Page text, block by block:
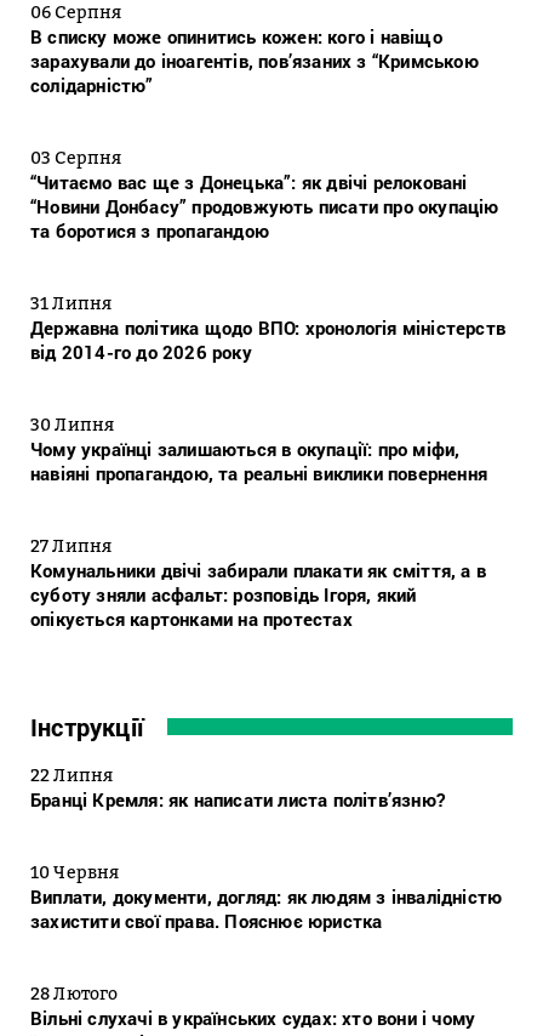
06 Серпня
В списку може опинитись кожен: кого і навіщо
зарахували до іноагентів, пов’язаних з “Кримською
солідарністю”
03 Серпня
“Читаємо вас ще з Донецька”: як двічі релоковані
“Новини Донбасу” продовжують писати про окупацію
та боротися з пропагандою
31 Липня
Державна політика щодо ВПО: хронологія міністерств
від 2014-го до 2026 року
30 Липня
Чому українці залишаються в окупації: про міфи,
навіяні пропагандою, та реальні виклики повернення
27 Липня
Комунальники двічі забирали плакати як сміття, а в
суботу зняли асфальт: розповідь Ігоря, який
опікується картонками на протестах
Інструкції
22 Липня
Бранці Кремля: як написати листа політв’язню?
10 Червня
Виплати, документи, догляд: як людям з інвалідністю
захистити свої права. Пояснює юристка
28 Лютого
Вільні слухачі в українських судах: хто вони і чому